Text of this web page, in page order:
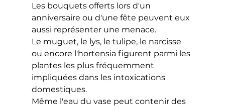
Les bouquets offerts lors d'un
anniversaire ou d'une fête peuvent eux
aussi représenter une menace.
Le muguet, le lys, le tulipe, le narcisse
ou encore l'hortensia figurent parmi les
plantes les plus fréquemment
impliquées dans les intoxications
domestiques.
Même l'eau du vase peut contenir des